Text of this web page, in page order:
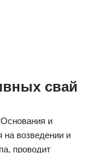
свай
и
возведении и
проводит